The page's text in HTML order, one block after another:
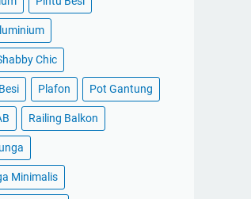
Chic
Plafon Pot Gantung
Railing Balkon
Minimalis